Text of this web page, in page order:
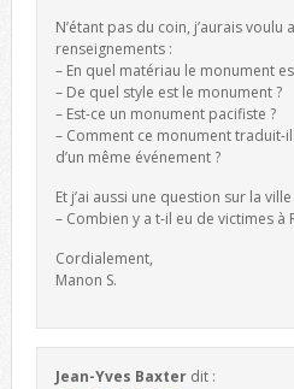
N’étant pas du coin, j’aurais voulu
renseignements :
– En quel matériau le monument
– De quel style est le monument ?
– Est-ce un monument pacifiste ?
– Comment ce monument
d’un même événement ?
Et j’ai aussi une question sur la ville
– Combien y a t-il eu de victimes à
Cordialement,
Manon S.
Jean-Yves Baxter dit :